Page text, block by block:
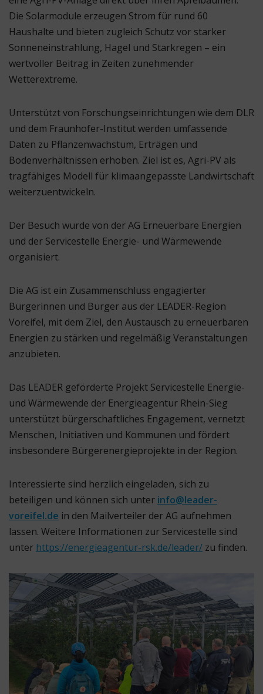
Die Solarmodule erzeugen Strom für rund 60
Haushalte und bieten zugleich Schutz vor starker
Sonneneinstrahlung, Hagel und Starkregen – ein
wertvoller Beitrag in Zeiten zunehmender
Wetterextreme.
Unterstützt von Forschungseinrichtungen wie dem DLR
und dem Fraunhofer-Institut werden umfassende
Daten zu Pflanzenwachstum, Erträgen und
Bodenverhältnissen erhoben. Ziel ist es, Agri-PV als
tragfähiges Modell für klimaangepasste Landwirtschaft
weiterzuentwickeln.
Der Besuch wurde von der AG Erneuerbare Energien
und der Servicestelle Energie- und Wärmewende
organisiert.
Die AG ist ein Zusammenschluss engagierter
Bürgerinnen und Bürger aus der LEADER-Region
Voreifel, mit dem Ziel, den Austausch zu erneuerbaren
Energien zu stärken und regelmäßig Veranstaltungen
anzubieten.
Das LEADER geförderte Projekt Servicestelle Energie-
und Wärmewende der Energieagentur Rhein-Sieg
unterstützt bürgerschaftliches Engagement, vernetzt
Menschen, Initiativen und Kommunen und fördert
insbesondere Bürgerenergieprojekte in der Region.
Interessierte sind herzlich eingeladen, sich zu
beteiligen und können sich unter info@leader-
voreifel.de in den Mailverteiler der AG aufnehmen
lassen. Weitere Informationen zur Servicestelle sind
unter https://energieagentur-rsk.de/leader/ zu finden.